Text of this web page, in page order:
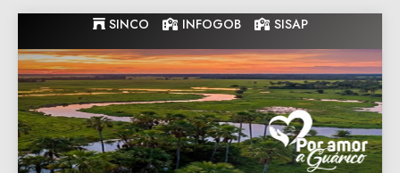
to
content
SINCO INFOGOB SISAP
Gobernacion
de Guarico
Gobernacion de Guarico